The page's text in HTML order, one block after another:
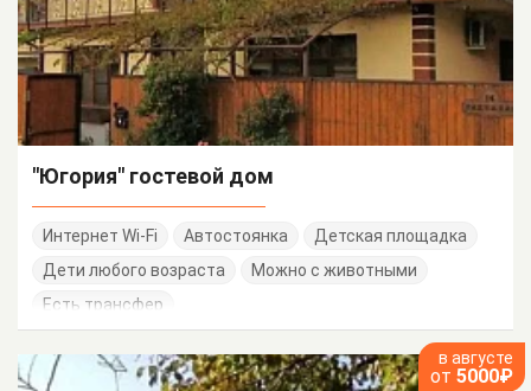
"Югория" гостевой дом
Интернет Wi-Fi Автостоянка
Детская площадка
Дети любого возраста
Можно с животными
Есть трансфер
в августе
от 5000₽